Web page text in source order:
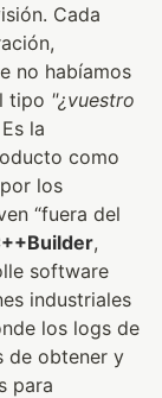
Cada
no habíamos
tipo "¿vuestro
la
como
los
“fuera del
,
software
industriales
los logs de
de obtener y
para